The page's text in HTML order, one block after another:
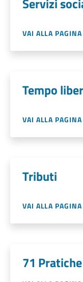
VAI ALLA PAGINA
Tempo
VAI ALLA PAGINA
Tributi
VAI ALLA PAGINA
71